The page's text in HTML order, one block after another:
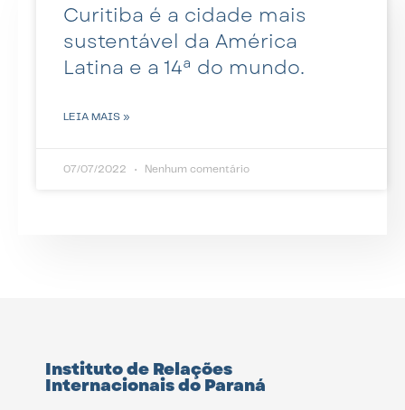
Curitiba é a cidade mais
sustentável da América
Latina e a 14ª do mundo.
LEIA MAIS »
07/07/2022 Nenhum comentário
Instituto de Relações
Internacionais do Paraná